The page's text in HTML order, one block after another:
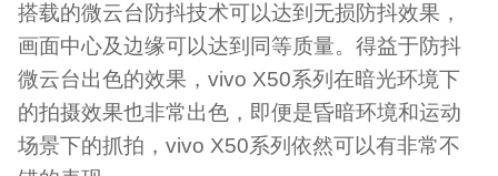
搭载的微云台防抖技术可以达到无损防抖效果，
画面中心及边缘可以达到同等质量。得益于防抖
微云台出色的效果，vivo X50系列在暗光环境下
的拍摄效果也非常出色，即便是昏暗环境和运动
场景下的抓拍，vivo X50系列依然可以有非常不